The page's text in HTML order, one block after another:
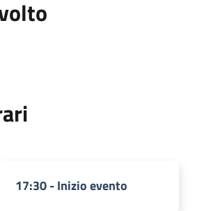
17:30 - Inizio evento